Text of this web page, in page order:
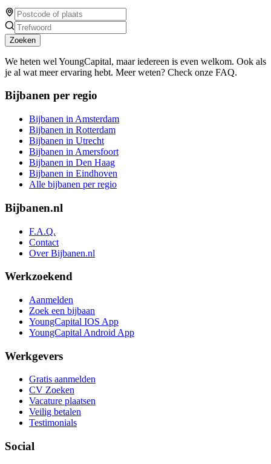
Zoeken
We heten wel YoungCapital, maar iedereen is even welkom. Ook als
je al wat meer ervaring hebt. Meer weten? Check onze FAQ.
Bijbanen per regio
Bijbanen in Amsterdam
Bijbanen in Rotterdam
Bijbanen in Utrecht
Bijbanen in Amersfoort
Bijbanen in Den Haag
Bijbanen in Eindhoven
Alle bijbanen per regio
Bijbanen.nl
F.A.Q.
Contact
Over Bijbanen.nl
Werkzoekend
Aanmelden
Zoek een bijbaan
YoungCapital IOS App
YoungCapital Android App
Werkgevers
Gratis aanmelden
CV Zoeken
Vacature plaatsen
Veilig betalen
Testimonials
Social